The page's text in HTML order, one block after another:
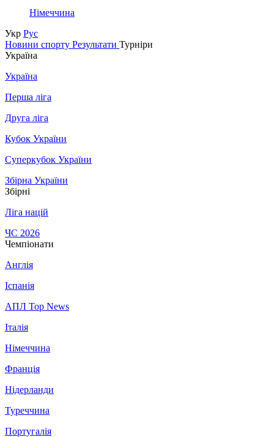
Німеччина
Укр Рус
Новини спорту Результати Турніри
Україна
Україна
Перша ліга
Друга ліга
Кубок України
Суперкубок України
Збірна України
Збірні
Ліга націй
ЧС 2026
Чемпіонати
Англія
Іспанія
АПЛ Top News
Італія
Німеччина
Франція
Нідерланди
Туреччина
Португалія